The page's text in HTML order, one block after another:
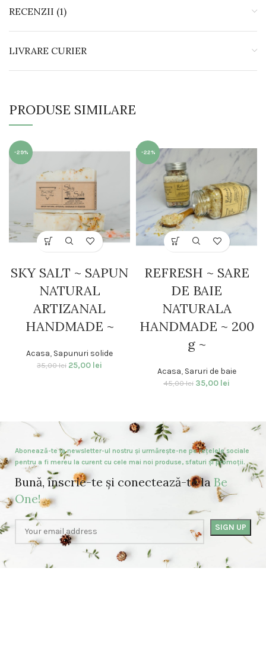
RECENZII (1)
LIVRARE CURIER
PRODUSE SIMILARE
-29%
SKY SALT ~ SAPUN
NATURAL
ARTIZANAL
HANDMADE ~
Acasa, Sapunuri solide
35,00lei 25,00 lei
-22%
REFRESH ~ SARE
DE BAIE
NATURALA
HANDMADE ~ 200
g ~
Acasa, Saruri de baie
45,00lei 35,00 lei
Abonează-te la newsletter-ul nostru și urmărește-ne pe rețelele sociale
pentru a fi mereu la curent cu cele mai noi produse, sfaturi și promoții.
Bună, înscrie-te și conectează-te laBe
One!